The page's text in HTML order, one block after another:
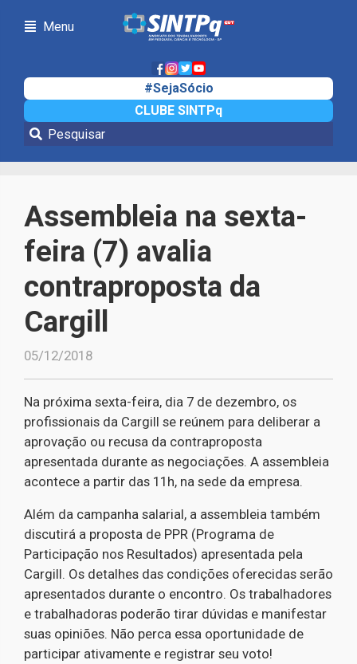
Menu
#SejaSócio
CLUBE SINTPq
Notícias
Assembleia na sexta-
feira (7) avalia
contraproposta da
Cargill
05/12/2018
Na próxima sexta-feira, dia 7 de dezembro, os
profissionais da Cargill se reúnem para deliberar a
aprovação ou recusa da contraproposta
apresentada durante as negociações. A assembleia
acontece a partir das 11h, na sede da empresa.
Além da campanha salarial, a assembleia também
discutirá a proposta de PPR (Programa de
Participação nos Resultados) apresentada pela
Cargill. Os detalhes das condições oferecidas serão
apresentados durante o encontro. Os trabalhadores
e trabalhadoras poderão tirar dúvidas e manifestar
suas opiniões. Não perca essa oportunidade de
participar ativamente e registrar seu voto!